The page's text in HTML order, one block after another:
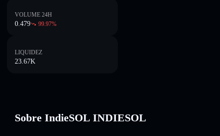
VOLUME 24H
0.479 99.97%
LIQUIDEZ
23.67K
Sobre IndieSOL INDIESOL